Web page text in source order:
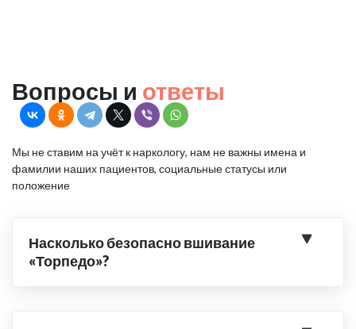
Вопросы и ответы
Мы не ставим на учёт к наркологу, нам не важны имена и
фамилии наших пациентов, социальные статусы или
положение
Насколько безопасно вшивание
«Торпедо»?